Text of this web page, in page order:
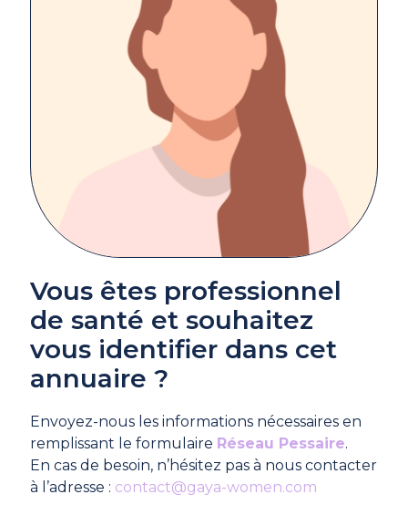
Vous êtes professionnel
de santé et souhaitez
vous identifier dans cet
annuaire ?
Envoyez-nous les informations nécessaires en
remplissant le formulaire Réseau Pessaire.
En cas de besoin, n’hésitez pas à nous contacter
à l’adresse : contact@gaya-women.com